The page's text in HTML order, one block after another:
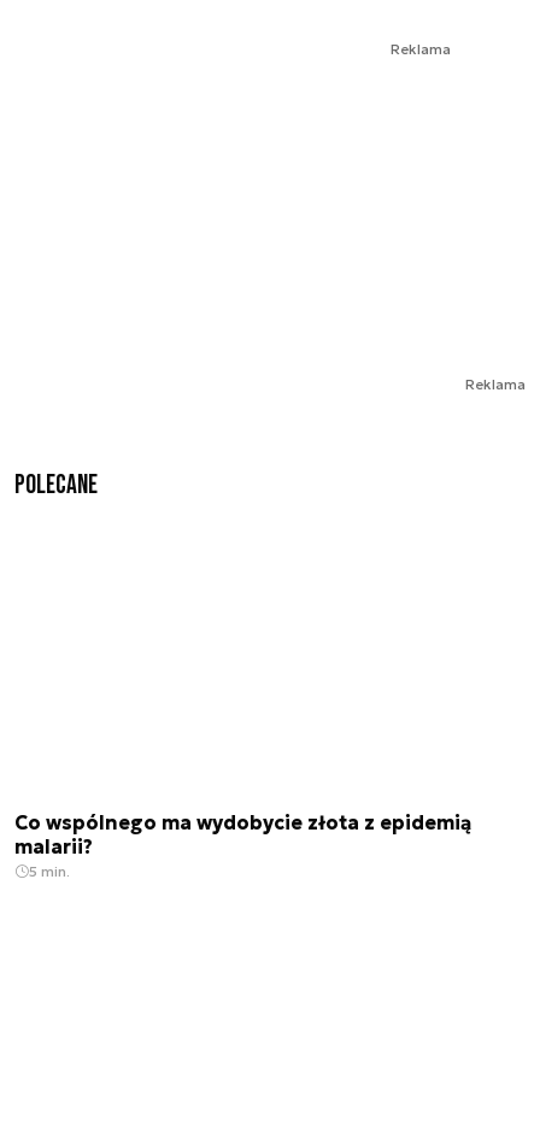
Reklama
Reklama
Polecane
Co wspólnego ma wydobycie złota z epidemią
malarii?
5 min.